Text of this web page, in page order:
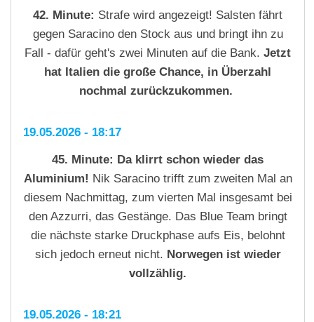
42. Minute: Strafe wird angezeigt! Salsten fährt
gegen Saracino den Stock aus und bringt ihn zu
Fall - dafür geht's zwei Minuten auf die Bank. Jetzt
hat Italien die große Chance, in Überzahl
nochmal zurückzukommen.
19.05.2026 - 18:17
45. Minute: Da klirrt schon wieder das
Aluminium! Nik Saracino trifft zum zweiten Mal an
diesem Nachmittag, zum vierten Mal insgesamt bei
den Azzurri, das Gestänge. Das Blue Team bringt
die nächste starke Druckphase aufs Eis, belohnt
sich jedoch erneut nicht. Norwegen ist wieder
vollzählig.
19.05.2026 - 18:21